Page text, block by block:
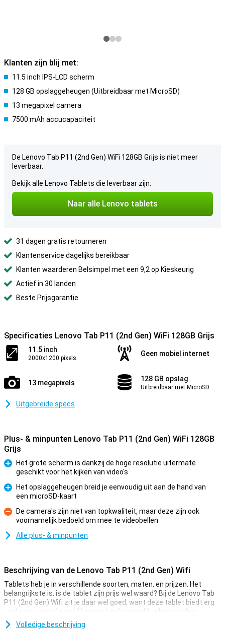
Klanten zijn blij met:
11.5 inch IPS-LCD scherm
128 GB opslaggeheugen (Uitbreidbaar met MicroSD)
13 megapixel camera
7500 mAh accucapaciteit
De Lenovo Tab P11 (2nd Gen) WiFi 128GB Grijs is niet meer
leverbaar.
Bekijk alle Lenovo Tablets die leverbaar zijn:
Naar alle Lenovo tablets
31 dagen gratis retourneren
Klantenservice dagelijks bereikbaar
Klanten waarderen Belsimpel met een 9,2 op Kieskeurig
Actief in 30 landen
Beste Prijsgarantie
Specificaties Lenovo Tab P11 (2nd Gen) WiFi 128GB Grijs
11.5 inch
2000x1200 pixels
Geen mobiel internet
13 megapixels 128 GB opslag
Uitbreidbaar met MicroSD
Uitgebreide specs
Plus- & minpunten Lenovo Tab P11 (2nd Gen) WiFi 128GB
Grijs
Pluspunt
Het grote scherm is dankzij de hoge resolutie uitermate
geschikt voor het kijken van video's
Pluspunt
Het opslaggeheugen breid je eenvoudig uit aan de hand van
een microSD-kaart
Minpunt
De camera's zijn niet van topkwaliteit, maar deze zijn ook
voornamelijk bedoeld om mee te videobellen
Alle plus- & minpunten
Beschrijving van de Lenovo Tab P11 (2nd Gen) Wifi
Tablets heb je in verschillende soorten, maten, en prijzen. Het
belangrijkste is, is de tablet zijn prijs wel waard? Bij de Lenovo Tab
P11 (2nd Gen) Wifi zit je daar wel goed, want deze tablet biedt erg
veel waar voor zijn geld! Lenovo heeft namelijk alle middelen
gestopt in de specificaties die er écht toe doen.
Volledige beschrijving